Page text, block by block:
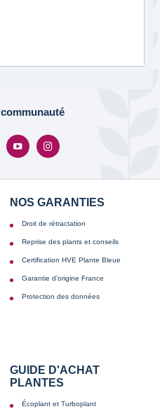
communauté
NOS GARANTIES
Droit de rétractation
Reprise des plants et conseils
Certification HVE Plante Bleue
Garantie d'origine France
Protection des données
GUIDE D'ACHAT
PLANTES
Écoplant et Turboplant